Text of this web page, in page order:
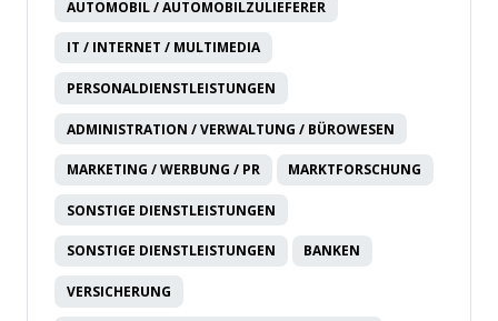
AUTOMOBIL / AUTOMOBILZULIEFERER
IT / INTERNET / MULTIMEDIA
PERSONALDIENSTLEISTUNGEN
ADMINISTRATION / VERWALTUNG / BÜROWESEN
MARKETING / WERBUNG / PR MARKTFORSCHUNG
SONSTIGE DIENSTLEISTUNGEN
SONSTIGE DIENSTLEISTUNGEN BANKEN
VERSICHERUNG